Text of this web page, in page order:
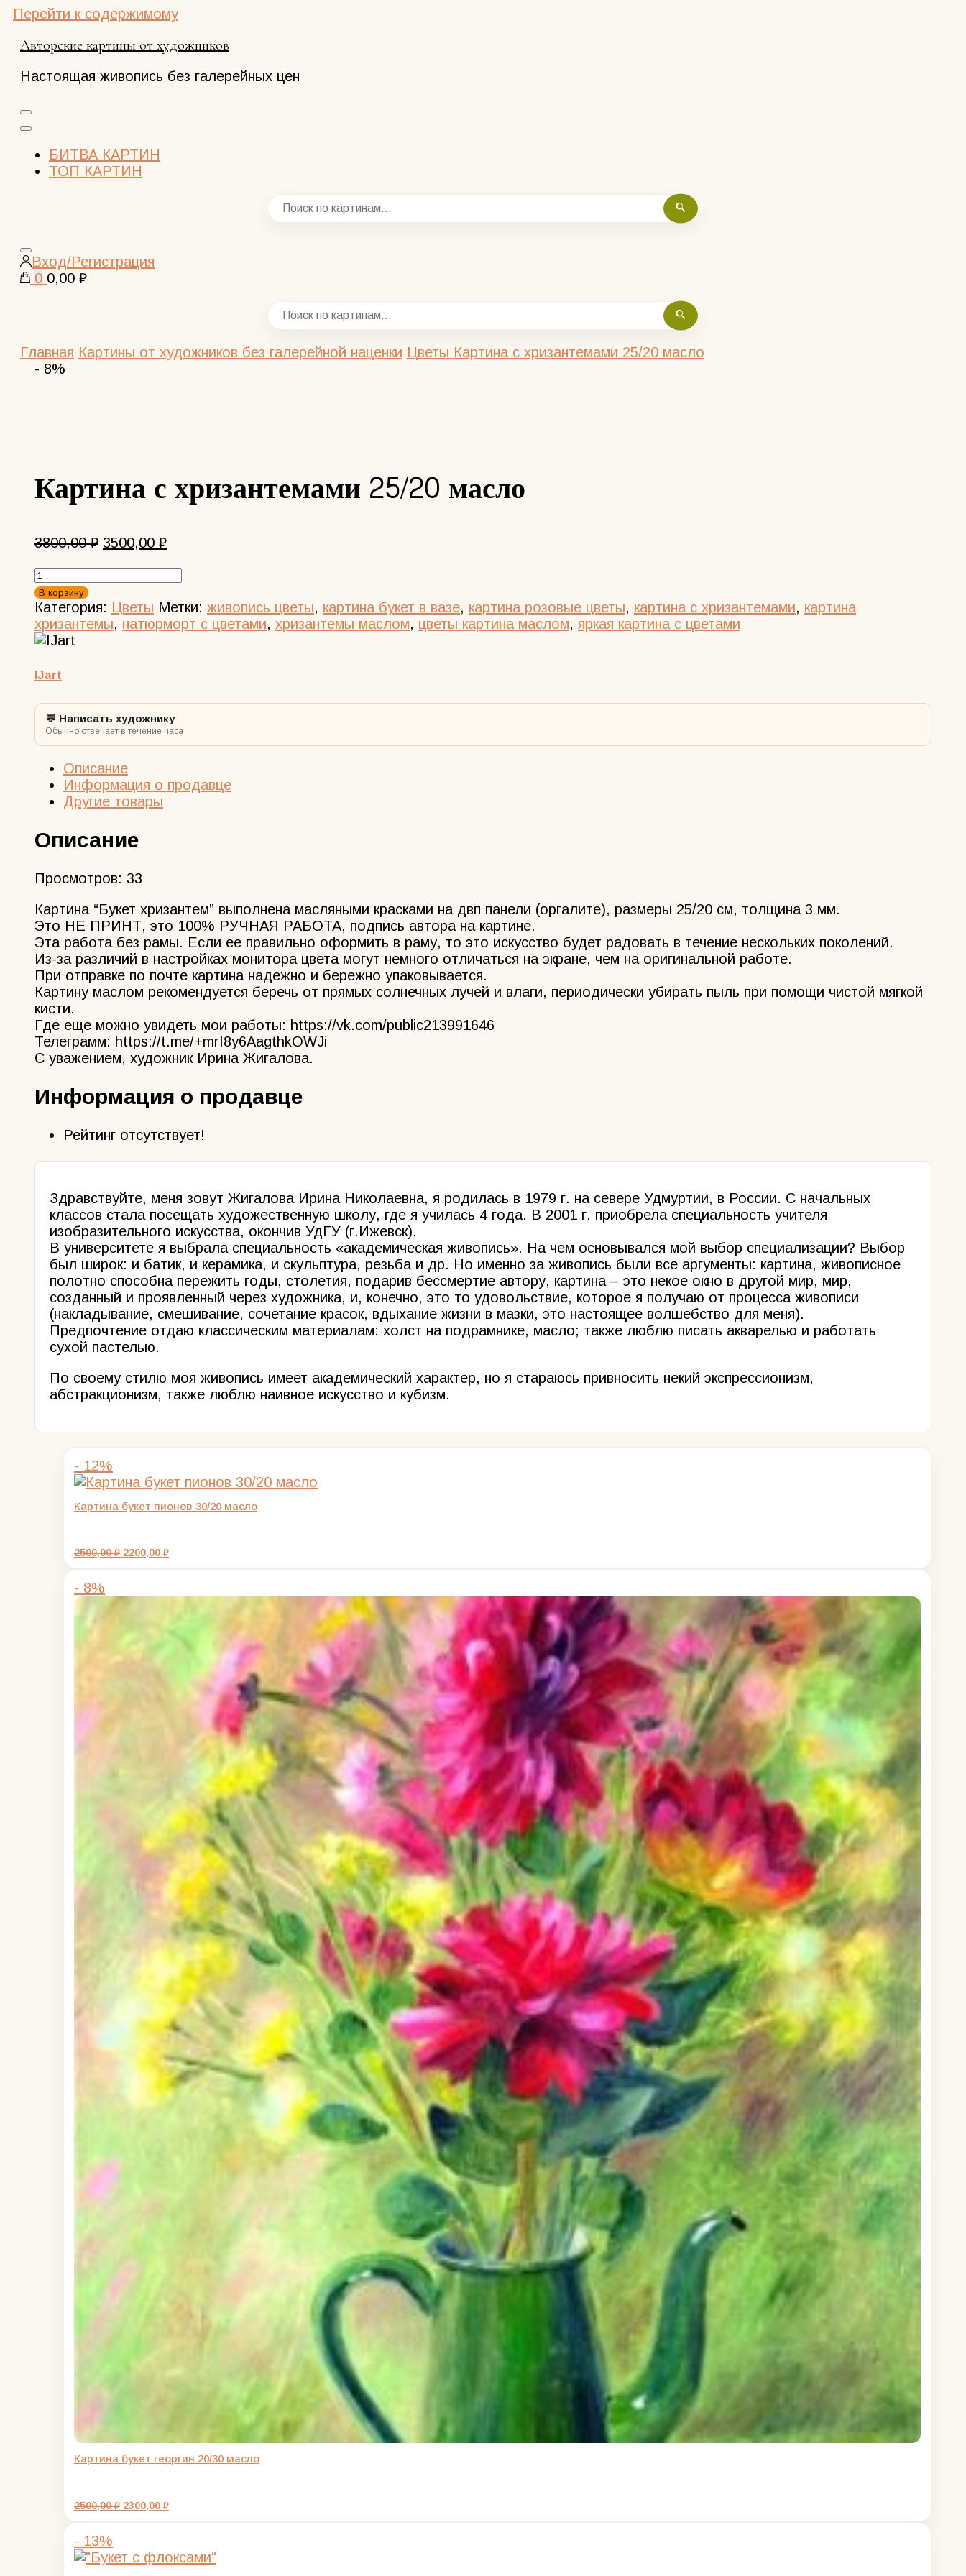
Перейти к содержимому
Авторские картины от художников
Настоящая живопись без галерейных цен
БИТВА КАРТИН
ТОП КАРТИН
Закрыть
поиск
Вход/Регистрация
0 0,00 ₽
Главная Картины от художников без галерейной наценки Цветы Картина с хризантемами 25/20 масло
- 8%
Картина с хризантемами 25/20 масло
3800,00₽ Первоначальная
3500,00 ₽Текущая
Количество
товара
Картина
с
хризантемами
масло
В корзину
Категория: Цветы Метки: живопись цветы, картина букет в вазе, картина розовые цветы, картина с хризантемами, картина
хризантемы, натюрморт с цветами, хризантемы маслом, цветы картина маслом, яркая картина с цветами
IJart
💬 Написать художнику
Обычно отвечает в течение часа
Описание
Информация о продавце
Другие товары
Описание
Просмотров: 33
Картина “Букет хризантем” выполнена масляными красками на двп панели (оргалите), размеры 25/20 см, толщина 3 мм.
Это НЕ ПРИНТ, это 100% РУЧНАЯ РАБОТА, подпись автора на картине.
Эта работа без рамы. Если ее правильно оформить в раму, то это искусство будет радовать в течение нескольких поколений.
Из-за различий в настройках монитора цвета могут немного отличаться на экране, чем на оригинальной работе.
При отправке по почте картина надежно и бережно упаковывается.
Картину маслом рекомендуется беречь от прямых солнечных лучей и влаги, периодически убирать пыль при помощи чистой мягкой
кисти.
Где еще можно увидеть мои работы: https://vk.com/public213991646
Телеграмм: https://t.me/+mrI8y6AagthkOWJi
С уважением, художник Ирина Жигалова.
Информация о продавце
Рейтинг отсутствует!
Здравствуйте, меня зовут Жигалова Ирина Николаевна, я родилась в 1979 г. на севере Удмуртии, в России. С начальных
классов стала посещать художественную школу, где я училась 4 года. В 2001 г. приобрела специальность учителя
изобразительного искусства, окончив УдГУ (г.Ижевск).
В университете я выбрала специальность «академическая живопись». На чем основывался мой выбор специализации? Выбор
был широк: и батик, и керамика, и скульптура, резьба и др. Но именно за живопись были все аргументы: картина, живописное
полотно способна пережить годы, столетия, подарив бессмертие автору, картина – это некое окно в другой мир, мир,
созданный и проявленный через художника, и, конечно, это то удовольствие, которое я получаю от процесса живописи
(накладывание, смешивание, сочетание красок, вдыхание жизни в мазки, это настоящее волшебство для меня).
Предпочтение отдаю классическим материалам: холст на подрамнике, масло; также люблю писать акварелью и работать
сухой пастелью.
По своему стилю моя живопись имеет академический характер, но я стараюсь привносить некий экспрессионизм,
абстракционизм, также люблю наивное искусство и кубизм.
- 12%
Картина букет пионов 30/20 масло
2500,00₽ Первоначальная
2200,00 ₽Текущая
- 8%
Картина букет георгин 20/30 масло
2500,00₽ Первоначальная
2300,00 ₽Текущая
- 13%